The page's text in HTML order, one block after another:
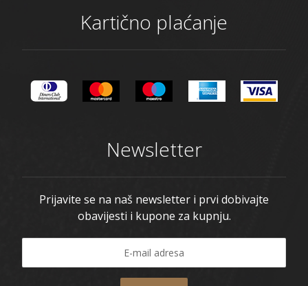
Kartično plaćanje
Newsletter
Prijavite se na naš newsletter i prvi dobivajte
obavijesti i kupone za kupnju.